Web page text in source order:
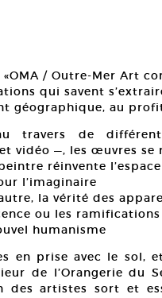
«OMA / Outre-Mer Art
qui savent
géographique, au
travers de
vidéo —, les œuvres se
réinvente l’espace
l’imaginaire
la vérité des
ou les
humanisme
en prise avec le sol,
de l’Orangerie du
des artistes sort et